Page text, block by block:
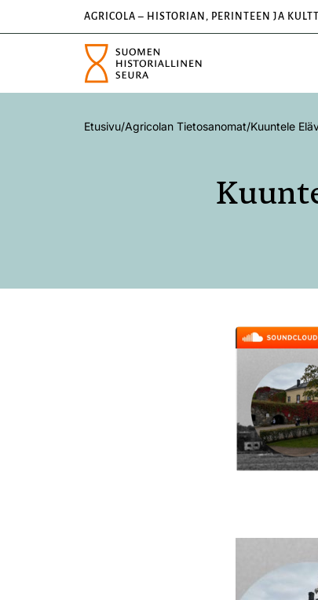
AGRICOLA – HISTORIAN, PERINTEEN JA
Etusivu/Agricolan Tietosanomat/Kuuntele